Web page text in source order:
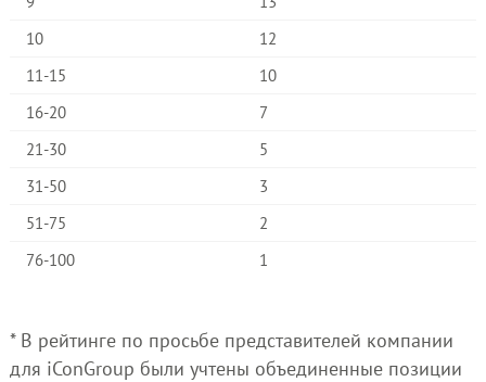
10
12
11-15
10
16-20
7
21-30
5
31-50
3
51-75
2
76-100
1
* В рейтинге по просьбе представителей компании
для iConGroup были учтены объединенные позиции